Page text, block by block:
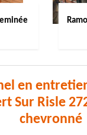
en
Sur Risle
chevronné